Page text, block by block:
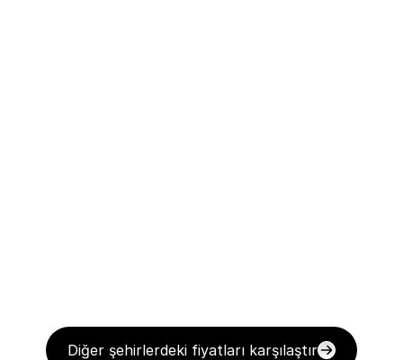
Diğer şehirlerdeki fiyatları karşılaştır